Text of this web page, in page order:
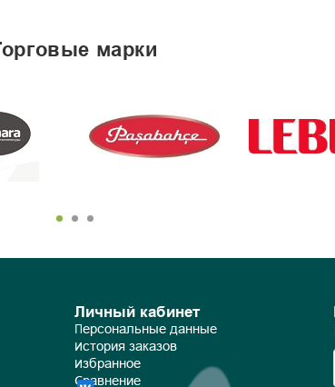
торговые марки
Личный кабинет
Персональные данные
История заказов
Избранное
Сравнение